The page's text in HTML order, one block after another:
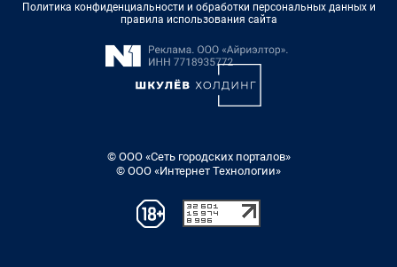
Политика конфиденциальности и обработки персональных данных и
правила использования сайта
© ООО «Сеть городских порталов»
© ООО «Интернет Технологии»